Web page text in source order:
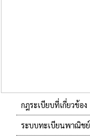
กฎระเบียบที่เกี่ยวข้อง
ระบบทะเบียนพาณิชย์